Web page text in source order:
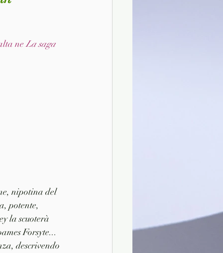
ne La saga
nipotina del
potente,
la scuoterà
Forsyte...
descrivendo